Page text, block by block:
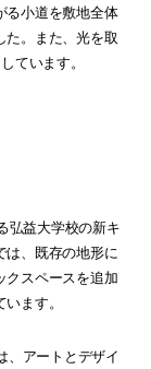
る小道を敷地全体
た。また、光を取
ています。
弘益大学校の新キ
は、既存の地形に
クスペースを追加
ます。
、アートとデザイ